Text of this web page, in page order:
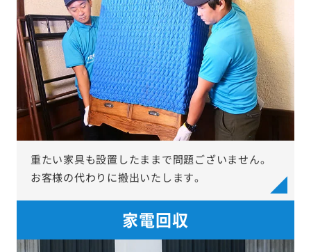
重たい家具も設置したままで問題ございません。
お客様の代わりに搬出いたします。
家電回収